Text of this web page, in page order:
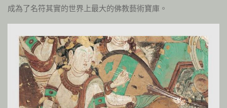
成為了名符其實的世界上最大的佛教藝術寶庫。